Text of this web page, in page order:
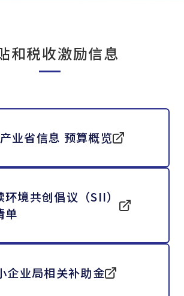
和税收激励信息
业省信息 预算概览
环境共创倡议（SII）
单
企业局相关补助金